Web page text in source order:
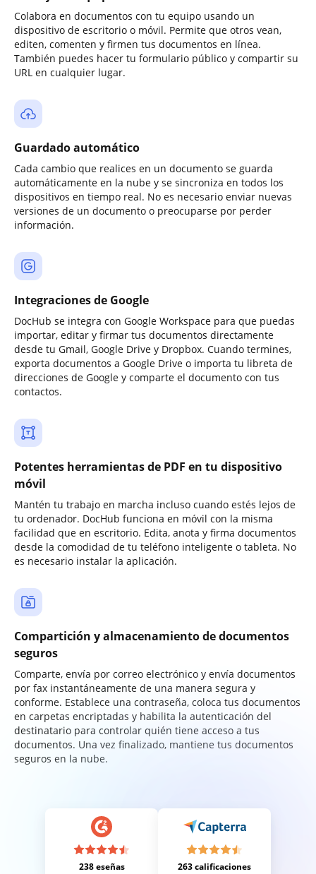
Colabora en documentos con tu equipo usando un
dispositivo de escritorio o móvil. Permite que otros vean,
editen, comenten y firmen tus documentos en línea.
También puedes hacer tu formulario público y compartir su
URL en cualquier lugar.
Guardado automático
Cada cambio que realices en un documento se guarda
automáticamente en la nube y se sincroniza en todos los
dispositivos en tiempo real. No es necesario enviar nuevas
versiones de un documento o preocuparse por perder
información.
Integraciones de Google
DocHub se integra con Google Workspace para que puedas
importar, editar y firmar tus documentos directamente
desde tu Gmail, Google Drive y Dropbox. Cuando termines,
exporta documentos a Google Drive o importa tu libreta de
direcciones de Google y comparte el documento con tus
contactos.
Potentes herramientas de PDF en tu dispositivo
móvil
Mantén tu trabajo en marcha incluso cuando estés lejos de
tu ordenador. DocHub funciona en móvil con la misma
facilidad que en escritorio. Edita, anota y firma documentos
desde la comodidad de tu teléfono inteligente o tableta. No
es necesario instalar la aplicación.
Compartición y almacenamiento de documentos
seguros
Comparte, envía por correo electrónico y envía documentos
por fax instantáneamente de una manera segura y
conforme. Establece una contraseña, coloca tus documentos
en carpetas encriptadas y habilita la autenticación del
destinatario para controlar quién tiene acceso a tus
documentos. Una vez finalizado, mantiene tus documentos
seguros en la nube.
238 eseñas 263 calificaciones